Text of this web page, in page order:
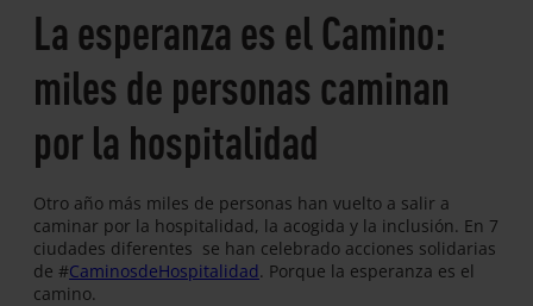
La esperanza es el Camino:
miles de personas caminan
por la hospitalidad
Otro año más miles de personas han vuelto a salir a
caminar por la hospitalidad, la acogida y la inclusión. En 7
ciudades diferentes se han celebrado acciones solidarias
de #CaminosdeHospitalidad. Porque la esperanza es el
camino.